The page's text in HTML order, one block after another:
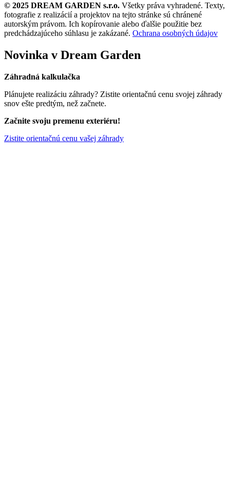
© 2025 DREAM GARDEN s.r.o. Všetky práva vyhradené. Texty,
fotografie z realizácií a projektov na tejto stránke sú chránené
autorským právom. Ich kopírovanie alebo ďalšie použitie bez
predchádzajúceho súhlasu je zakázané. Ochrana osobných údajov
Novinka v Dream Garden
Záhradná kalkulačka
Plánujete realizáciu záhrady? Zistite orientačnú cenu svojej záhrady
snov ešte predtým, než začnete.
Začnite svoju premenu exteriéru!
Zistite orientačnú cenu vašej záhrady